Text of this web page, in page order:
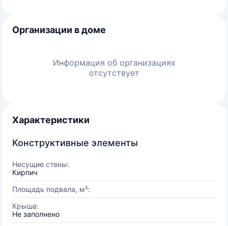
Организации в доме
Информация об организациях
отсутствует
Характеристики
Конструктивные элементы
Несущие стены:
Кирпич
Площадь подвала, м²:
Крыша:
Не заполнено